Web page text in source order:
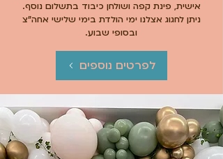
אישית, פינת קפה ושולחן כיבוד בתשלום נוסף.
ניתן לחגוג אצלנו ימי הולדת בימי שלישי אחה"צ
ובסופי שבוע.
לפרטים נוספים